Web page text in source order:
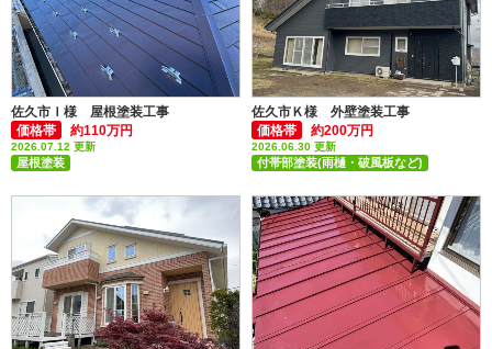
佐久市Ｉ様 屋根塗装工事
価格帯
約110万円
2026.07.12 更新
屋根塗装
佐久市Ｋ様 外壁塗装工事
価格帯
約200万円
2026.06.30 更新
付帯部塗装(雨樋・破風板など)